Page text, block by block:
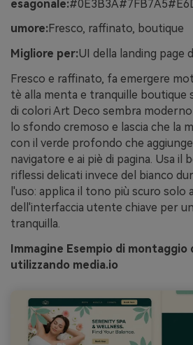
esagonale:
umore:Fresco, raffinato, boutique
Migliore per:UI della landing page
Fresco e raffinato, fa emergere
tè alla menta e tranquille boutique
di colori Art Deco sembra
lo sfondo cremoso e lascia che la
con il verde profondo che
navigatore e ai piè di pagina. Usa il
riflessi delicati invece del bianco
l'uso: applica il tono più scuro solo
dell'interfaccia utente chiave per
tranquilla.
Immagine Esempio di montaggio
utilizzando media.io